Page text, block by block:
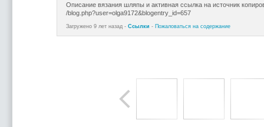
Описание вязания шляпы и активная ссылка на источник
/blog.php?user=olga9172&blogentry_id=657
Загружено 9 лет назад - Ссылки - Пожаловаться на содержание